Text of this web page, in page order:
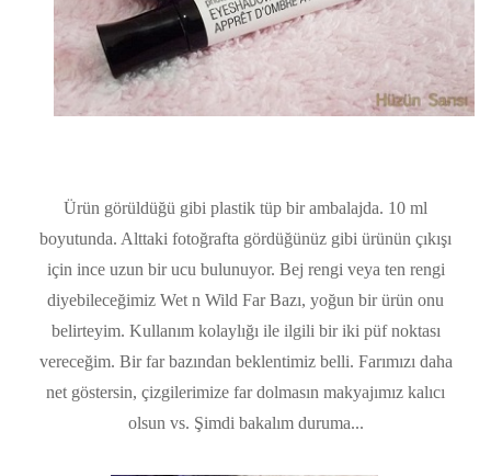
Ürün görüldüğü gibi plastik tüp bir ambalajda. 10 ml
boyutunda. Alttaki fotoğrafta gördüğünüz gibi ürünün çıkışı
için ince uzun bir ucu bulunuyor. Bej rengi veya ten rengi
diyebileceğimiz Wet n Wild Far Bazı, yoğun bir ürün onu
belirteyim. Kullanım kolaylığı ile ilgili bir iki püf noktası
vereceğim. Bir far bazından beklentimiz belli. Farımızı daha
net göstersin, çizgilerimize far dolmasın makyajımız kalıcı
olsun vs. Şimdi bakalım duruma...